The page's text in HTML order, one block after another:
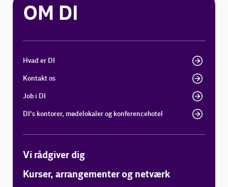
OM DI
Hvad er DI
Kontakt os
Job i DI
DI's kontorer, mødelokaler og konferencehotel
Vi rådgiver dig
Kurser, arrangementer og netværk